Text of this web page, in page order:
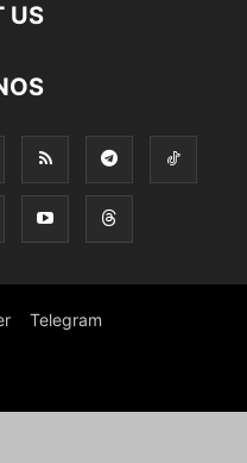
US
Telegram